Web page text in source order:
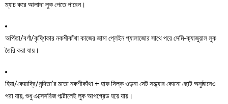
ম্যাচ করে আলাদা লুক পেতে পারেন।
অর্পিতা/বর্ণা/কৃষ্ণিকার নকশীকাঁথা কাজের জামা প্লেইন প্যালাজোর সাথে পরে সেমি-ক্যাজুয়াল লুক
তৈরি করা যায়।
হিয়া/কেয়াদ্রি/নন্দিতা’র মতো নকশীকাঁথা + হাফ সিল্ক ওড়না সেট সন্ধ্যার কোনো ছোট অনুষ্ঠানেও
পরা যায়, শুধু এক্সেসরিজ পাল্টালেই লুক আপগ্রেড হয়ে যায়।